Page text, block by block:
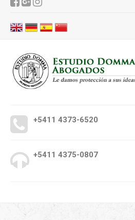
+5411 4373-6520
+5411 4375-0807